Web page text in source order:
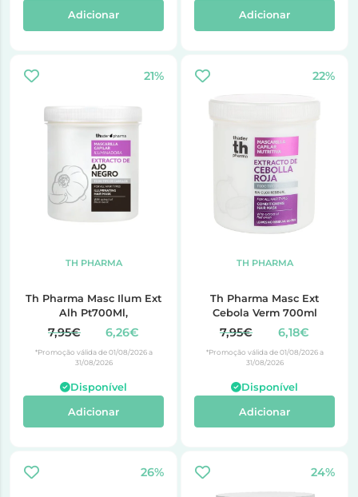
Adicionar Adicionar
21%
TH PHARMA
Th Pharma Masc Ilum Ext
Alh Pt700Ml,
7,95€ 6,26€
*Promoção válida de 01/08/2026 a
31/08/2026
Disponível
Adicionar
22%
TH PHARMA
Th Pharma Masc Ext
Cebola Verm 700ml
7,95€ 6,18€
*Promoção válida de 01/08/2026 a
31/08/2026
Disponível
Adicionar
26% 24%